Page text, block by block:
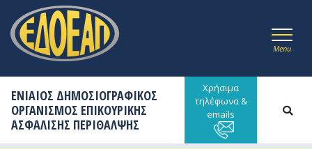
Menu
ΕΝΙΑΙΟΣ ΔΗΜΟΣΙΟΓΡΑΦΙΚΟΣ
ΟΡΓΑΝΙΣΜΟΣ ΕΠΙΚΟΥΡΙΚΗΣ
ΑΣΦΑΛΙΣΗΣ ΠΕΡΙΘΑΛΨΗΣ
Χρήσιμα
τηλέφωνα &
emails